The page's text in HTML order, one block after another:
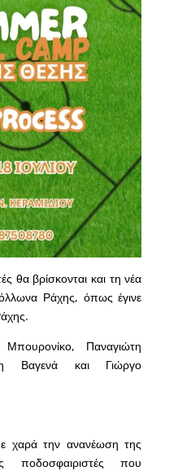
θα βρίσκονται και τη νέα
Ράχης, όπως έγινε
Παναγιώτη
Βαγενά και Γιώργο
χαρά την ανανέωση της
ποδοσφαιριστές που